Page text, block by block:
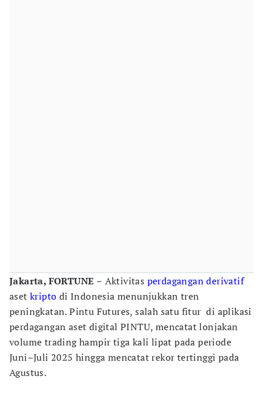
Jakarta, FORTUNE – Aktivitas perdagangan derivatif
aset kripto di Indonesia menunjukkan tren
peningkatan. Pintu Futures, salah satu fitur di aplikasi
perdagangan aset digital PINTU, mencatat lonjakan
volume trading hampir tiga kali lipat pada periode
Juni–Juli 2025 hingga mencatat rekor tertinggi pada
Agustus.